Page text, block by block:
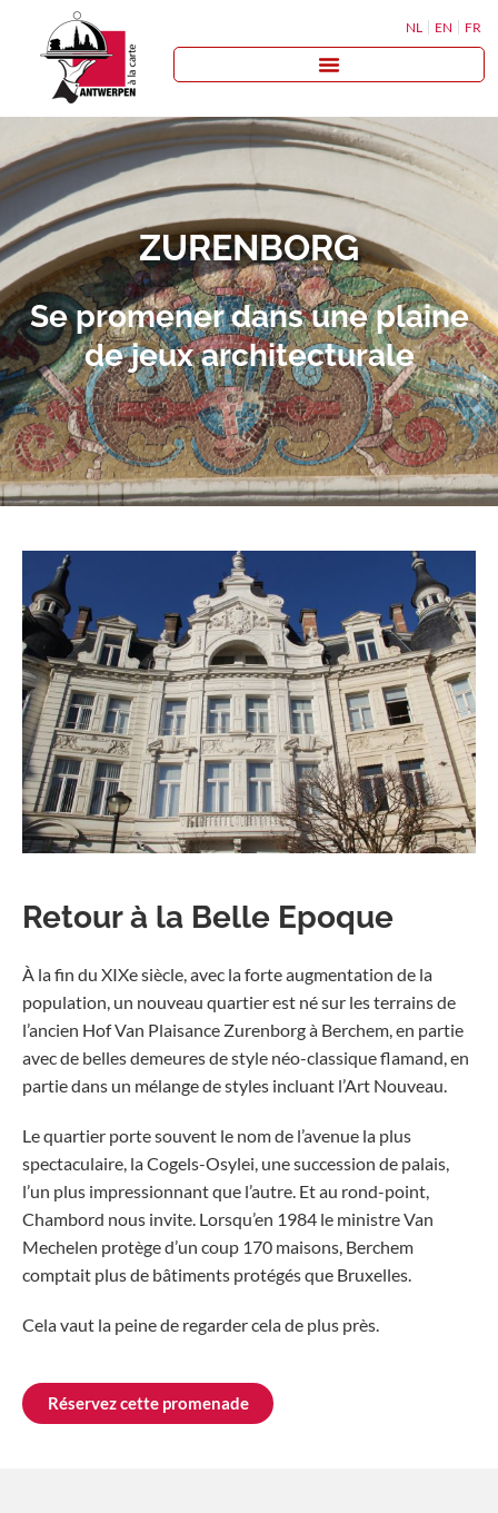
NL EN FR
ZURENBORG
Se promener dans une plaine
de jeux architecturale
Retour à la Belle Epoque
À la fin du XIXe siècle, avec la forte augmentation de la
population, un nouveau quartier est né sur les terrains de
l’ancien Hof Van Plaisance Zurenborg à Berchem, en partie
avec de belles demeures de style néo-classique flamand, en
partie dans un mélange de styles incluant l’Art Nouveau.
Le quartier porte souvent le nom de l’avenue la plus
spectaculaire, la Cogels-Osylei, une succession de palais,
l’un plus impressionnant que l’autre. Et au rond-point,
Chambord nous invite. Lorsqu’en 1984 le ministre Van
Mechelen protège d’un coup 170 maisons, Berchem
comptait plus de bâtiments protégés que Bruxelles.
Cela vaut la peine de regarder cela de plus près.
Réservez cette promenade